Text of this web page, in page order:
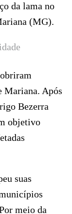
da lama no
(MG).
Mariana. Após
Bezerra
objetivo
suas
meio da